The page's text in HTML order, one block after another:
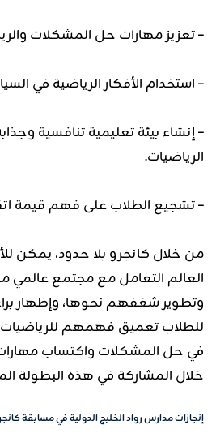
– تعزيز مهارات حل المشكلات
– استخدام الأفكار الرياضية في
– إنشاء بيئة تعليمية تنافسية
الرياضيات.
– تشجيع الطلاب على فهم قيمة
من خلال كانجرو بلا حدود، يمكن
العالم التعامل مع مجتمع عالمي
وتطوير شغفهم نحوها، وإظهار
للطلاب تعميق فهمهم
في حل المشكلات واكتساب
خلال المشاركة في هذه البطولة
إنجازات مدارس رواد الخليج الدولية في مسابقة